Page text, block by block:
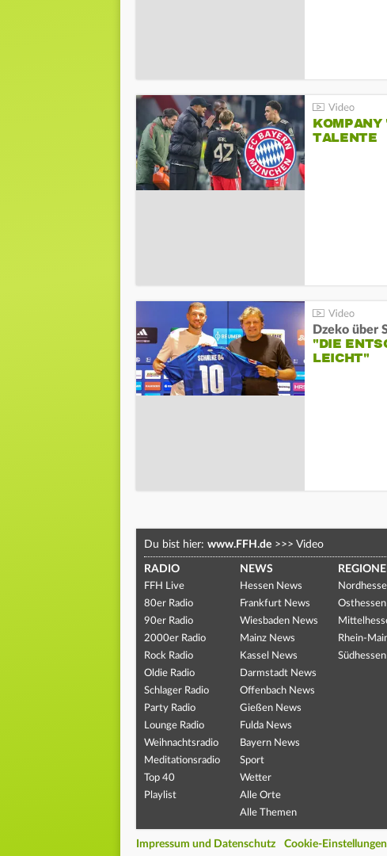
KOMPANY
TALENTE
Dzeko über
"DIE
LEICHT"
Du bist hier: www.FFH.de >>> Video
RADIO
FFH Live
80er Radio
90er Radio
2000er Radio
Rock Radio
Oldie Radio
Schlager Radio
Party Radio
Lounge Radio
Weihnachtsradio
Meditationsradio
Top 40
Playlist
NEWS
Hessen News
Frankfurt News
Wiesbaden News
Mainz News
Kassel News
Darmstadt News
Offenbach News
Gießen News
Fulda News
Bayern News
Sport
Wetter
Alle Orte
Alle Themen
Rhein-
Impressum und Datenschutz Cookie-Einstellungen